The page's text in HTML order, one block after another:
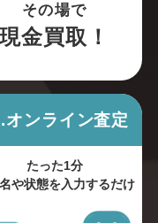
その場で
現金買取！
オンライン査定
たった1分
や状態を入力するだけ